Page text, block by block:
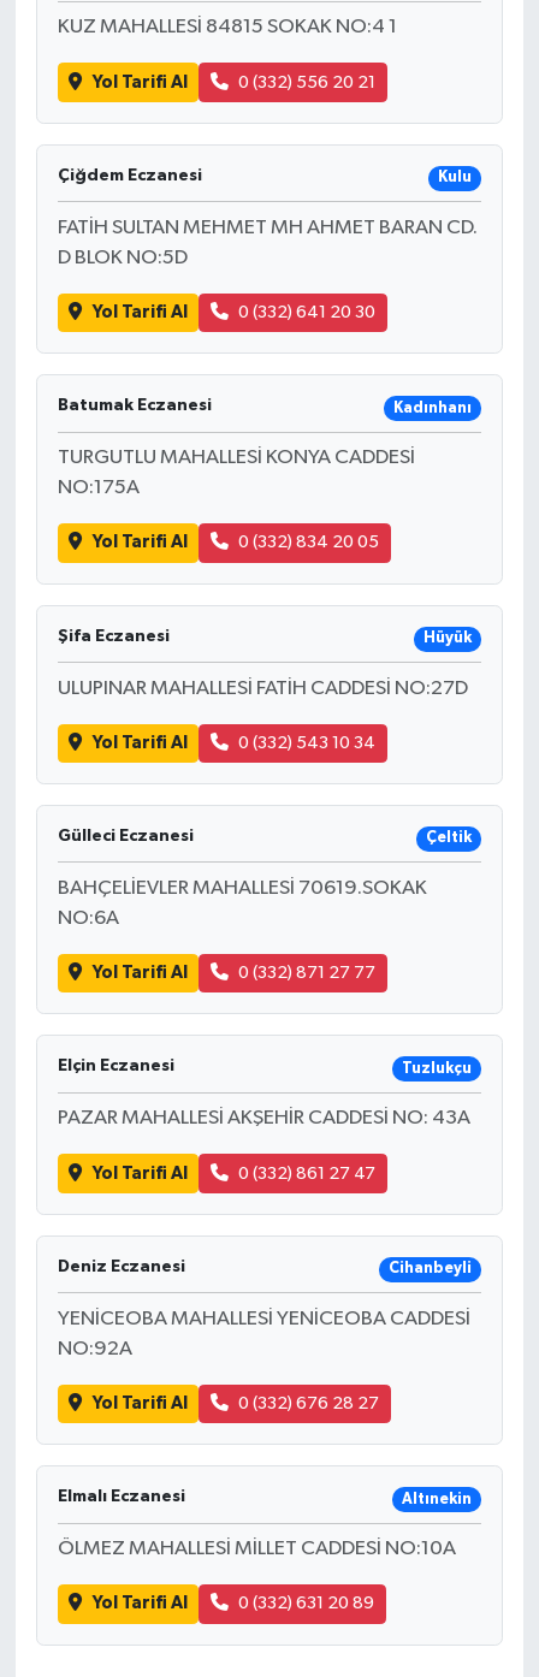
KUZ MAHALLESİ 84815 SOKAK NO:4 1
Yol Tarifi Al 0 (332) 556 20 21
Çiğdem Eczanesi Kulu
FATİH SULTAN MEHMET MH AHMET BARAN CD.
D BLOK NO:5D
Yol Tarifi Al 0 (332) 641 20 30
Batumak Eczanesi Kadınhanı
TURGUTLU MAHALLESİ KONYA CADDESİ
NO:175A
Yol Tarifi Al 0 (332) 834 20 05
Şifa Eczanesi Hüyük
ULUPINAR MAHALLESİ FATİH CADDESİ NO:27D
Yol Tarifi Al 0 (332) 543 10 34
Gülleci Eczanesi Çeltik
BAHÇELİEVLER MAHALLESİ 70619.SOKAK
NO:6A
Yol Tarifi Al 0 (332) 871 27 77
Elçin Eczanesi Tuzlukçu
PAZAR MAHALLESİ AKŞEHİR CADDESİ NO: 43A
Yol Tarifi Al 0 (332) 861 27 47
Deniz Eczanesi Cihanbeyli
YENİCEOBA MAHALLESİ YENİCEOBA CADDESİ
NO:92A
Yol Tarifi Al 0 (332) 676 28 27
Elmalı Eczanesi Altınekin
ÖLMEZ MAHALLESİ MİLLET CADDESİ NO:10A
Yol Tarifi Al 0 (332) 631 20 89